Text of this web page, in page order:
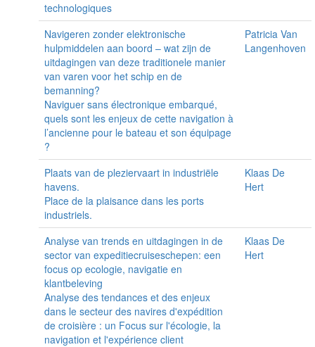
technologiques
Navigeren zonder elektronische
hulpmiddelen aan boord – wat zijn de
uitdagingen van deze traditionele manier
van varen voor het schip en de
bemanning?
Naviguer sans électronique embarqué,
quels sont les enjeux de cette navigation à
l’ancienne pour le bateau et son équipage
?
Patricia Van
Langenhoven
Plaats van de pleziervaart in industriële
havens.
Place de la plaisance dans les ports
industriels.
Klaas De
Hert
Analyse van trends en uitdagingen in de
sector van expeditiecruiseschepen: een
focus op ecologie, navigatie en
klantbeleving
Analyse des tendances et des enjeux
dans le secteur des navires d'expédition
de croisière : un Focus sur l'écologie, la
navigation et l'expérience client
Klaas De
Hert